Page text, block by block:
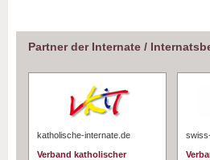
Partner der Internate /
katholische-internate.de
Verband katholischer